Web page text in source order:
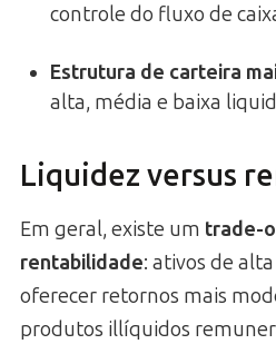
controle do fluxo de
Estrutura de carteira
alta, média e baixa
Liquidez versus
Em geral, existe um trade-
rentabilidade: ativos de
oferecer retornos mais
produtos illíquidos